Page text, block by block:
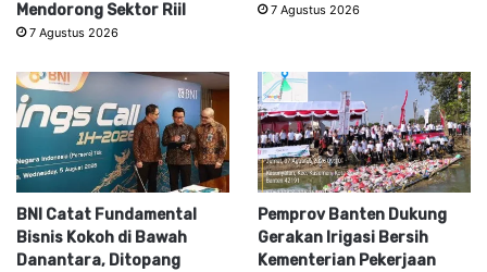
Mendorong Sektor Riil
7 Agustus 2026
7 Agustus 2026
BNI Catat Fundamental
Bisnis Kokoh di Bawah
Danantara, Ditopang
Pemprov Banten Dukung
Gerakan Irigasi Bersih
Kementerian Pekerjaan